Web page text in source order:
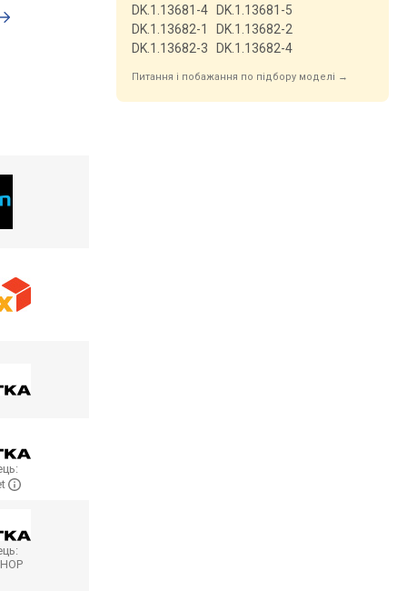
DK.1.13681-4
DK.1.13681-5
DK.1.13682-1
DK.1.13682-2
DK.1.13682-3
DK.1.13682-4
Питання і побажання по підбору моделі →